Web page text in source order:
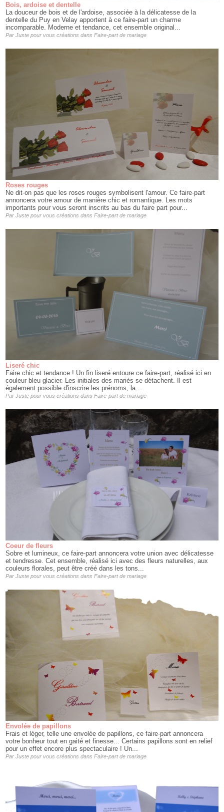
Bois, ardoise et dentelle
La douceur de bois et de l'ardoise, associée à la délicatesse de la
dentelle du Puy en Velay apportent à ce faire-part un charme
incomparable. Moderne et tendance, cet ensemble original...
Par Juste pour vous créations dans Faire-part de mariage
Roses rouges
Ne dit-on pas que les roses rouges symbolisent l'amour. Ce faire-part
annoncera votre amour de manière chic et romantique. Les mots
importants pour vous seront inscrits au bas du faire part pour...
Par Juste pour vous créations dans Faire-part de mariage
Liseré chic
Faire chic et tendance ! Un fin liseré entoure ce faire-part, réalisé ici en
couleur bleu glacier. Les initiales des mariés se détachent. Il est
également possible d'inscrire les prénoms, la...
Par Juste pour vous créations dans Faire-part de mariage
Coeur de fleurs
Sobre et lumineux, ce faire-part annoncera votre union avec délicatesse
et tendresse. Cet ensemble, réalisé ici avec des fleurs naturelles, aux
couleurs florales, peut être créé dans les tons...
Par Juste pour vous créations dans Faire-part de mariage
Envolée de papillons
Frais et léger, telle une envolée de papillons, ce faire-part annoncera
votre bonheur tout en gaité et finesse... Certains papillons sont en relief
pour un effet encore plus spectaculaire ! Un...
Par Juste pour vous créations dans Faire-part de mariage